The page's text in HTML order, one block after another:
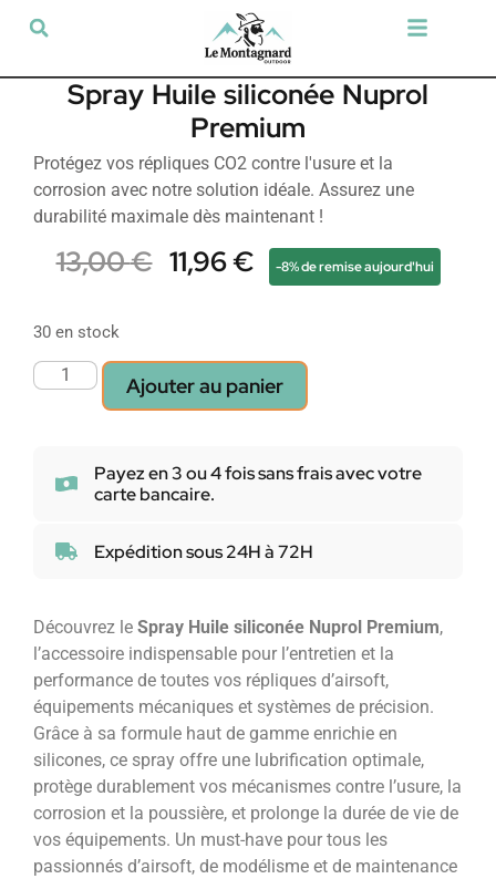
Spray Huile siliconée Nuprol
Premium
Protégez vos répliques CO2 contre l'usure et la
corrosion avec notre solution idéale. Assurez une
durabilité maximale dès maintenant !
13,00€ 11,96€ -8% de remise aujourd'hui
30 en stock
Ajouter au panier
Payez en 3 ou 4 fois sans frais avec votre
carte bancaire.
Expédition sous 24H à 72H
Découvrez le Spray Huile siliconée Nuprol Premium,
l’accessoire indispensable pour l’entretien et la
performance de toutes vos répliques d’airsoft,
équipements mécaniques et systèmes de précision.
Grâce à sa formule haut de gamme enrichie en
silicones, ce spray offre une lubrification optimale,
protège durablement vos mécanismes contre l’usure, la
corrosion et la poussière, et prolonge la durée de vie de
vos équipements. Un must-have pour tous les
passionnés d’airsoft, de modélisme et de maintenance